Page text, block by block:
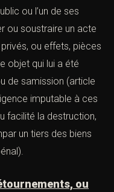
— Du
biens publics
biens par
de l’autorité